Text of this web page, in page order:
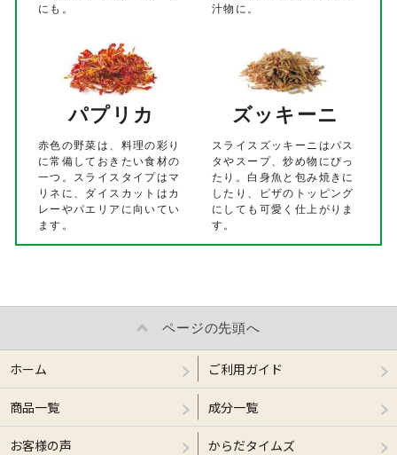
にも。
汁物に。
パプリカ
赤色の野菜は、料理の彩り
に常備しておきたい食材の
一つ。スライスタイプはマ
リネに、ダイスカットはカ
レーやパエリアに向いてい
ます。
ズッキーニ
スライスズッキーニはパス
タやスープ、炒め物にぴっ
たり。白身魚と包み焼きに
したり、ピザのトッピング
にしても可愛く仕上がりま
す。
ページの先頭へ
ホーム ご利用ガイド
商品一覧 成分一覧
お客様の声 からだタイムズ